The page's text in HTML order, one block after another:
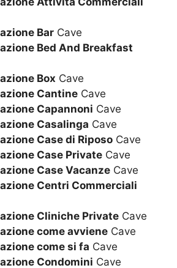
Bar Cave
Bed And Breakfast
Box Cave
Cantine Cave
Capannoni Cave
Casalinga Cave
Case di Riposo Cave
Case Private Cave
Case Vacanze Cave
Centri Commerciali
Cliniche Private Cave
come avviene Cave
come si fa Cave
Condomini Cave